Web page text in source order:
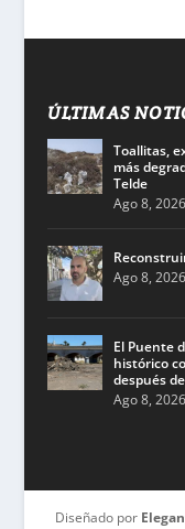
ÚLTIMAS
Toallitas,
más
Telde
Ago 8, 2026
Ago 8, 2026
El Puente
histórico
después
Ago 8, 2026
Diseñado por